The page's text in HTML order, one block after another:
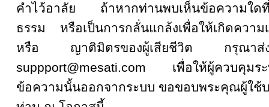
คำไว้อาลัย ถ้าหากท่านพบเห็นข้อความใด
ธรรม หรือเป็นการกลั่นแกล้งเพื่อให้เกิดควา
หรือ ญาติมิตรของผู้เสียชีวิต กรุ
suppport@mesati.com เพื่อให้ผู้ควบคุมระ
ข้อความนั้นออกจากระบบ ขอขอบพระคุณผู้ใช้